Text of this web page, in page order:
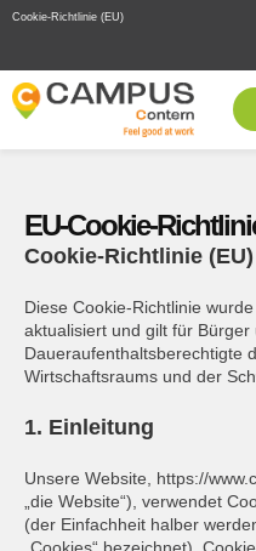
Cookie-Richtlinie (EU)
EU-Cookie-
Cookie-Richtlinie (EU)
Diese Cookie-Richtlinie
aktualisiert und gilt für
Daueraufenthaltsberechtigte
Wirtschaftsraums und der
1. Einleitung
Unsere Website, https://
„die Website“), verwendet
(der Einfachheit halber